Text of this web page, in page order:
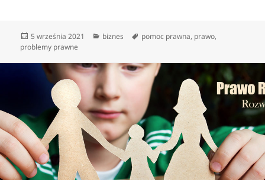
Data
publikacji
5 września 2021 Kategorie
biznes Tagi
pomoc prawna, prawo,
problemy prawne